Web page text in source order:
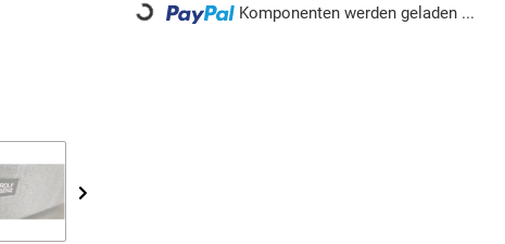
Loading... Komponenten werden geladen ...